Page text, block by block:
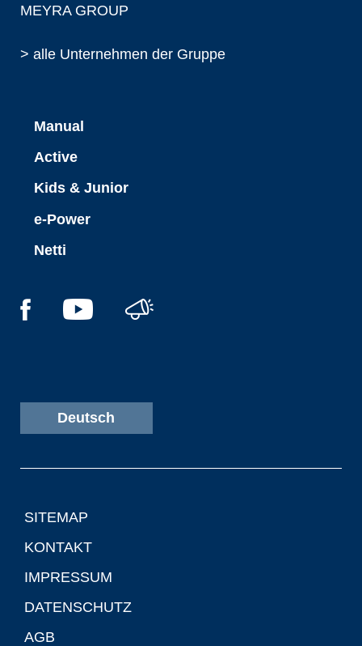
MEYRA GROUP
> alle Unternehmen der Gruppe
Manual
Active
Kids & Junior
e-Power
Netti
Deutsch
SITEMAP
KONTAKT
IMPRESSUM
DATENSCHUTZ
AGB